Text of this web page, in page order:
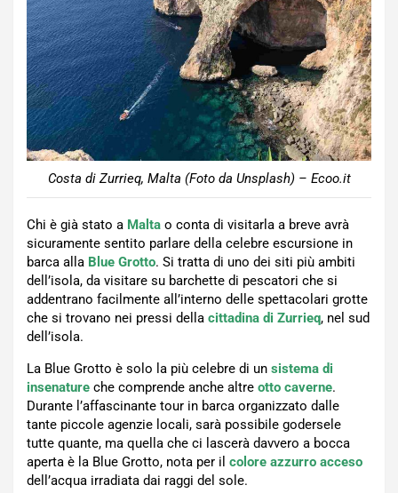
Costa di Zurrieq, Malta (Foto da Unsplash) – Ecoo.it
Chi è già stato a Malta o conta di visitarla a breve avrà
sicuramente sentito parlare della celebre escursione in
barca alla Blue Grotto. Si tratta di uno dei siti più ambiti
dell’isola, da visitare su barchette di pescatori che si
addentrano facilmente all’interno delle spettacolari grotte
che si trovano nei pressi della cittadina di Zurrieq, nel sud
dell’isola.
La Blue Grotto è solo la più celebre di un sistema di
insenature che comprende anche altre otto caverne.
Durante l’affascinante tour in barca organizzato dalle
tante piccole agenzie locali, sarà possibile godersele
tutte quante, ma quella che ci lascerà davvero a bocca
aperta è la Blue Grotto, nota per il colore azzurro acceso
dell’acqua irradiata dai raggi del sole.